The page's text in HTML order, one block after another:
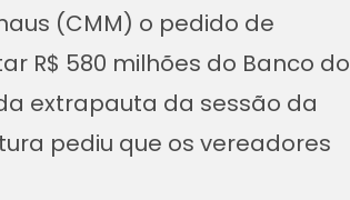
(CMM) o pedido de
R$ 580 milhões do Banco do
extrapauta da sessão da
pediu que os vereadores